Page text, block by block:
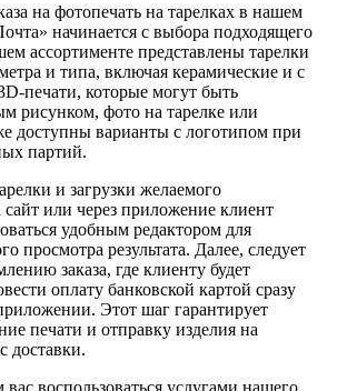
на фотопечать на тарелках в нашем
начинается с выбора подходящего
ассортименте представлены тарелки
и типа, включая керамические и с
печати, которые могут быть
рисунком, фото на тарелке или
доступны варианты с логотипом при
партий.
и загрузки желаемого
или через приложение клиент
удобным редактором для
просмотра результата. Далее, следует
заказа, где клиенту будет
оплату банковской картой сразу
Этот шаг гарантирует
печати и отправку изделия на
доставки.
воспользоваться услугами нашего